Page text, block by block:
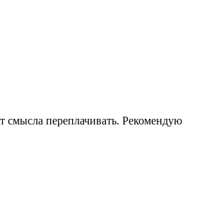
смысла переплачивать. Рекомендую